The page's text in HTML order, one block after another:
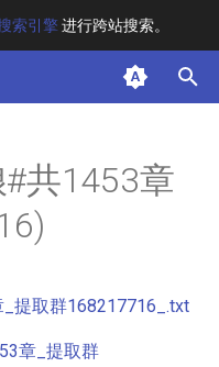
索引擎进行跨站搜索。
共1453章
提取群168217716_.txt
章_提取群